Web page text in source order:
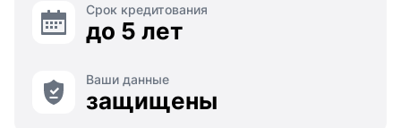
Срок кредитования
до 5 лет
Ваши данные
защищены